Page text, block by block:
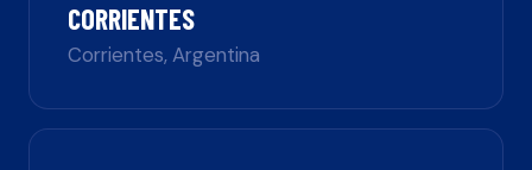
CORRIENTES
Corrientes,Argentina